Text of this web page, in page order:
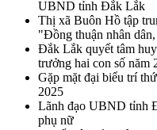
UBND tỉnh Đắk Lắk
Thị xã Buôn Hồ tập
"Đồng thuận nhân
Đắk Lắk quyết tâm
trưởng hai con số năm
Gặp mặt đại biểu trí
2025
Lãnh đạo UBND tỉnh
phụ nữ